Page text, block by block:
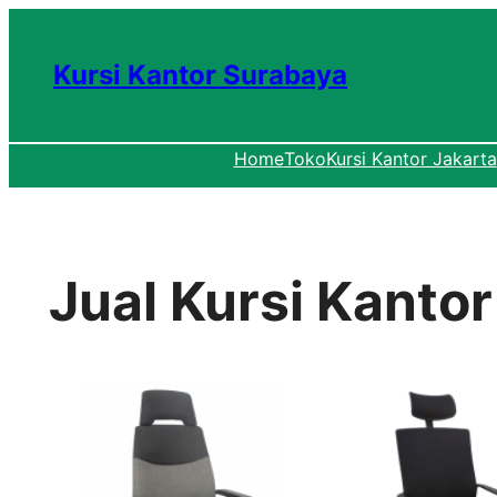
Kursi Kantor Surabaya
HomeTokoKursi Kantor Jakarta
Jual Kursi